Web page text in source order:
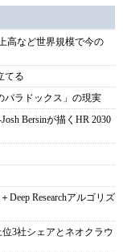
高など世界規模で今の
てる
パラドックス」の現実
Bersinが描くHR 2030
Researchアルゴリズ
3社シェアとネオクラウ